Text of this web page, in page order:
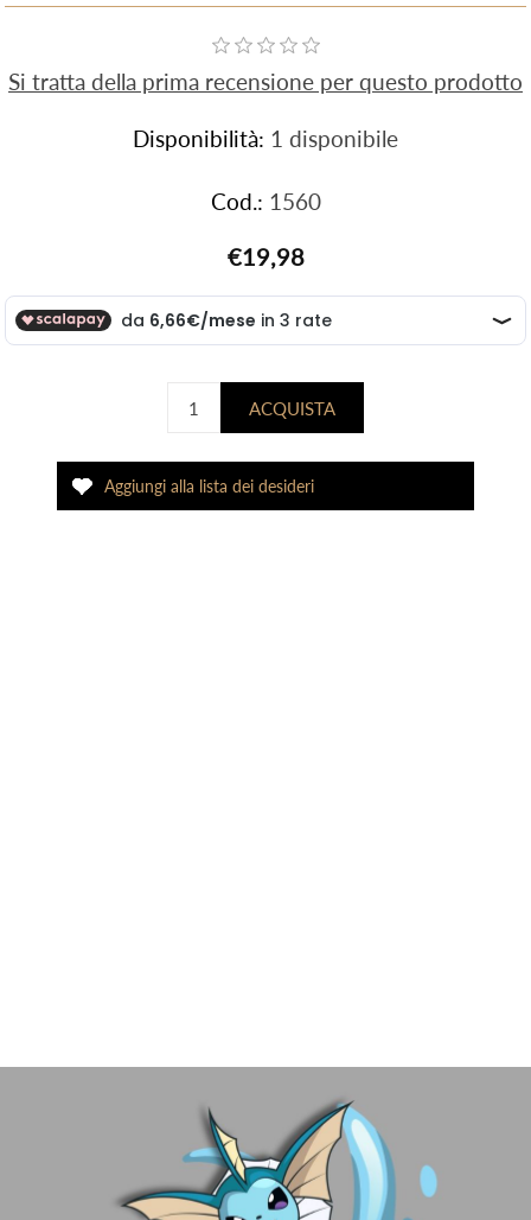
Si tratta della prima recensione per questo prodotto
Disponibilità: 1 disponibile
Cod.: 1560
€19,98